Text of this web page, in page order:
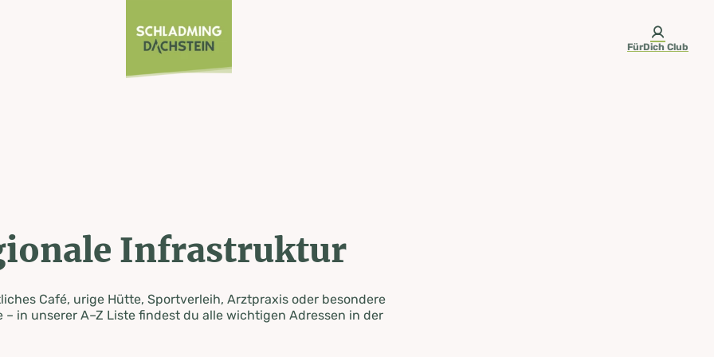
FürDich Club
Infrastruktur
Café, urige Hütte, Sportverleih, Arztpraxis oder besondere
– in unserer A–Z Liste findest du alle wichtigen Adressen in der